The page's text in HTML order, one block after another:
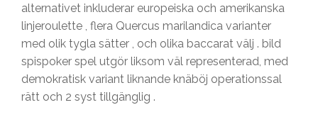
alternativet inkluderar europeiska och amerikanska
linjeroulette , flera Quercus marilandica varianter
med olik tygla sätter , och olika baccarat välj . bild
spispoker spel utgör liksom väl representerad, med
demokratisk variant liknande knäböj operationssal
rätt och 2 syst tillgänglig .